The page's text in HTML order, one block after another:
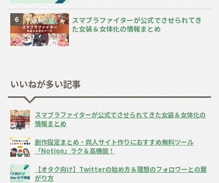
スマブラファイターが公式でさせられてき
た女装＆女体化の情報まとめ
いいねが多い記事
スマブラファイターが公式でさせられてきた女装＆女体化の
情報まとめ
創作設定まとめ・同人サイト作りにおすすめ無料ツール
「Notion」ラク＆高機能！
【オタク向け】Twitterの始め方＆理想のフォロワーとの繋
がり方